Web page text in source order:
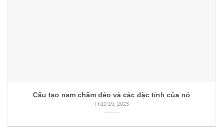
Cấu tạo nam châm dẻo và các đặc tính của nó
Th10 19, 2023